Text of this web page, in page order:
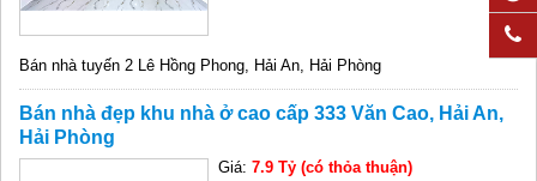
Bán nhà tuyến 2 Lê Hồng Phong, Hải An, Hải Phòng
Bán nhà đẹp khu nhà ở cao cấp 333 Văn Cao, Hải An,
Hải Phòng
Giá:7.9 Tỷ (có thỏa thuận)